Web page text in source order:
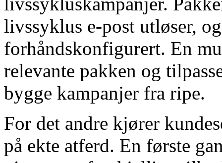
livssyklus e-post utløser,
forhåndskonfigurert. En
relevante pakken og
bygge kampanjer fra ripe.
For det andre kjører
på ekte atferd. En første